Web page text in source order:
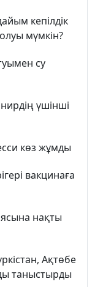
кепілдік
мүмкін?
су
үшінші
көз жұмды
вакцинаға
нақты
Ақтөбе
таныстырды